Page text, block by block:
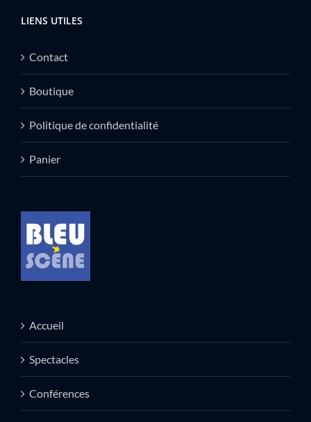
LIENS UTILES
Contact
Boutique
Politique de confidentialité
Panier
Accueil
Spectacles
Conférences